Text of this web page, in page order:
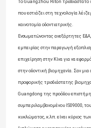
Συμπυκνώνοντας
Αυτοκίνητος
τρισδιάστατος
Ψηφιακή CNC
Το Guangzhou Riton τρισδιάστατο
που εστιάζει στη τεχνολογία
καινοτομία οδοντιατρικής.
Ενσωματώνοντας ανεξάρτητες
εμπειρίας στην παραγωγή
επιχείρηση στην Κίνα για να
στην οδοντική βιομηχανία. Σαν
προφορικής τρισδιάστατης
Guangdong της προόδου
συμπεριλαμβανομένου IS09000,
κυκλώματος, κ.λπ. είναι κύριος